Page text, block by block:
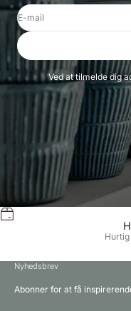
E-mail
Ved at tilmelde dig
Nyhedsbrev
Abonner for at få